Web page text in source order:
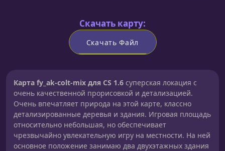
Скачать карту:
Скачать Файл
Карта fy_ak-colt-mix для CS 1.6 суперская локация с
очень качественной прорисовкой и детализацией.
Очень впечатляет природа на этой карте, классно
детализированные деревья и здания. Игровая площадь
относительно небольшая, но обеспечивает
чрезвычайно увлекательную игру на местности. На ней
основное положение занимаю два двухэтажных здания